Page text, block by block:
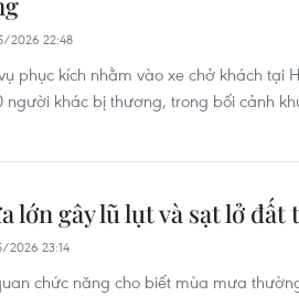
2026 22:48
phục kích nhằm vào xe chở khách
người khác bị thương, trong bối cảnh
lớn gây lũ lụt và sạt lở
23:14
chức năng cho biết mùa mưa